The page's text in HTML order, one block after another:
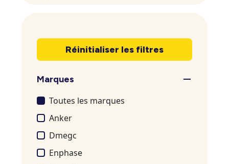
Réinitialiser les filtres
Marques
Toutes les marques
Anker
Dmegc
Enphase